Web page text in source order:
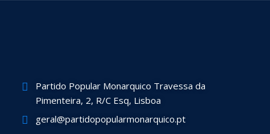
Partido Popular Monarquico Travessa da
Pimenteira, 2, R/C Esq, Lisboa
geral@partidopopularmonarquico.pt